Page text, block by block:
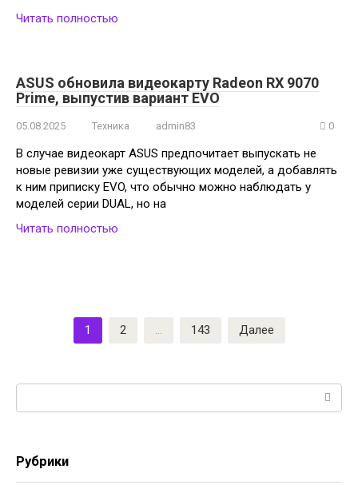
Читать полностью
ASUS обновила видеокарту Radeon RX 9070
Prime, выпустив вариант EVO
05.08.2025 Техника admin83 0
В случае видеокарт ASUS предпочитает выпускать не
новые ревизии уже существующих моделей, а добавлять
к ним приписку EVO, что обычно можно наблюдать у
моделей серии DUAL, но на
Читать полностью
1 2 … 143 Далее
Рубрики